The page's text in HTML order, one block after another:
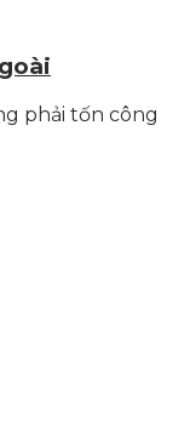
phải tốn công